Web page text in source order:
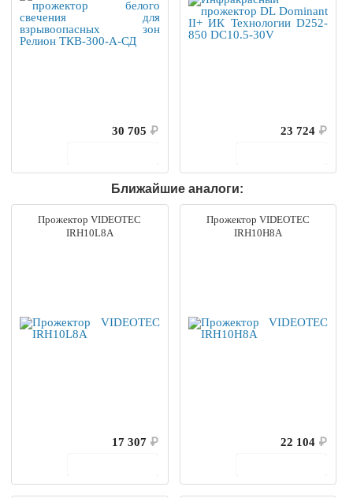
30 705 ₽
23 724 ₽
Ближайшие аналоги:
Прожектор VIDEOTEC
IRH10L8A
17 307 ₽
Прожектор VIDEOTEC
IRH10H8A
22 104 ₽